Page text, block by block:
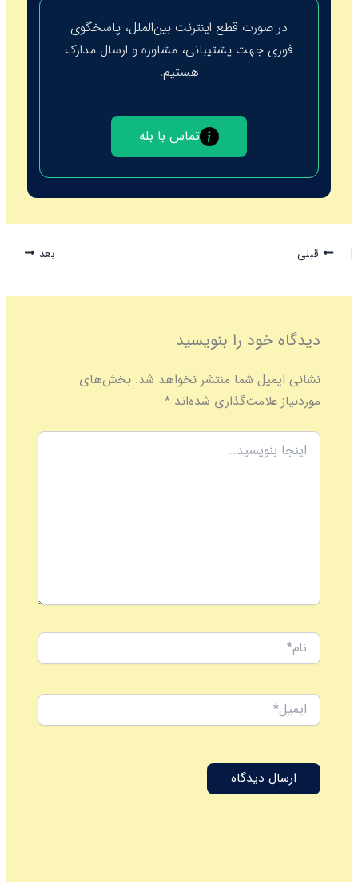
در صورت قطع اینترنت بین‌الملل، پاسخگوی
فوری جهت پشتیبانی، مشاوره و ارسال مدارک
هستیم.
تماس با بله
قبلی بعد
دیدگاه‌ خود را بنویسید
نشانی ایمیل شما منتشر نخواهد شد. بخش‌های
موردنیاز علامت‌گذاری شده‌اند*
اینجا
بنویسید..
نام*
ایمیل*